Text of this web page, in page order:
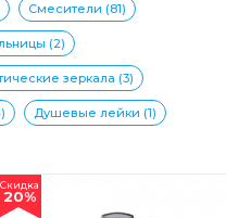
Смесители (81)
(2)
зеркала (3)
Душевые лейки (1)
Скидка
20%